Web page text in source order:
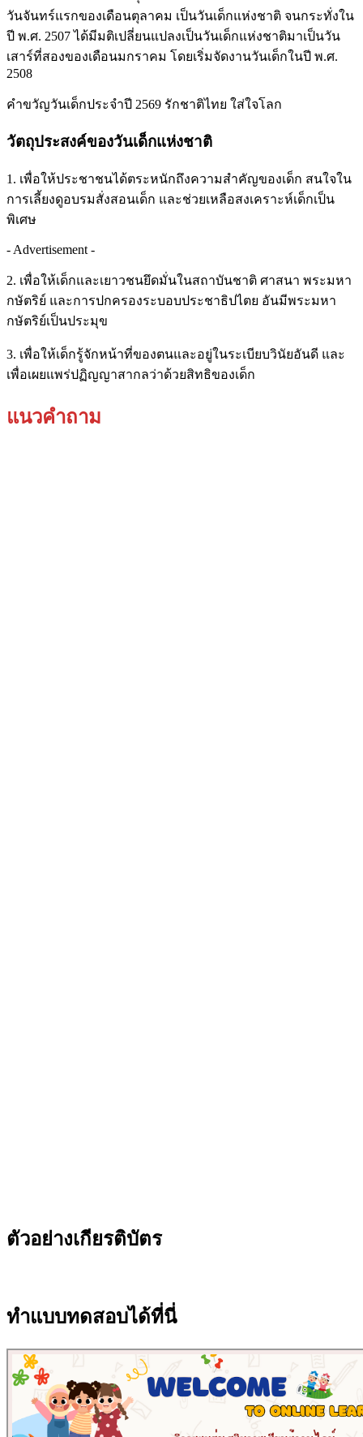
วันจันทร์แรกของเดือนตุลาคม เป็นวันเด็กแห่งชาติ จนกระทั่งใน
ปี พ.ศ. 2507 ได้มีมติเปลี่ยนแปลงเป็นวันเด็กแห่งชาติมาเป็นวัน
เสาร์ที่สองของเดือนมกราคม โดยเริ่มจัดงานวันเด็กในปี พ.ศ.
2508
คำขวัญวันเด็กประจำปี 2569 รักชาติไทย ใส่ใจโลก
วัตถุประสงค์ของวันเด็กแห่งชาติ
1. เพื่อให้ประชาชนได้ตระหนักถึงความสำคัญของเด็ก สนใจใน
การเลี้ยงดูอบรมสั่งสอนเด็ก และช่วยเหลือสงเคราะห์เด็กเป็น
พิเศษ
- Advertisement -
2. เพื่อให้เด็กและเยาวชนยึดมั่นในสถาบันชาติ ศาสนา พระมหา
กษัตริย์ และการปกครองระบอบประชาธิปไตย อันมีพระมหา
กษัตริย์เป็นประมุข
3. เพื่อให้เด็กรู้จักหน้าที่ของตนและอยู่ในระเบียบวินัยอันดี และ
เพื่อเผยแพร่ปฏิญญาสากลว่าด้วยสิทธิของเด็ก
แนวคำถาม
ตัวอย่างเกียรติบัตร
ทำแบบทดสอบได้ที่นี่